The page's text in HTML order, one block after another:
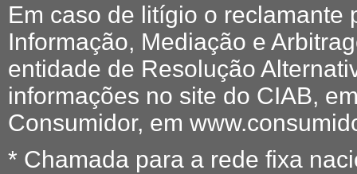
Em caso de litígio o reclamante
Informação, Mediação e
entidade de Resolução
informações no site do CIAB,
Consumidor, em
* Chamada para a rede fixa